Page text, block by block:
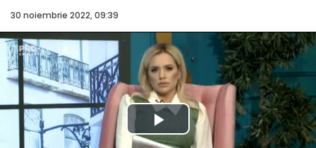
30 noiembrie 2022, 09:39